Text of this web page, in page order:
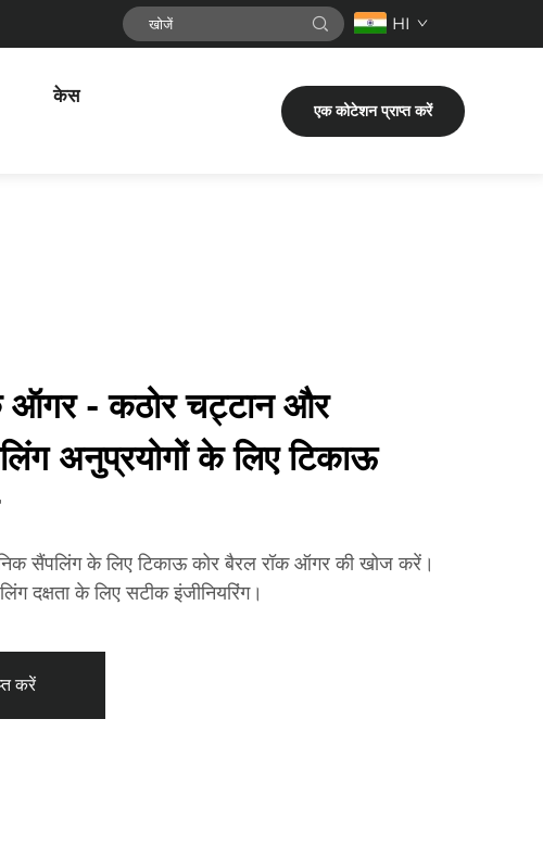
HI
केस
एक कोटेशन प्राप्त करें
ऑगर - कठोर चट्टान और
अनुप्रयोगों के लिए टिकाऊ
सैंपलिंग के लिए टिकाऊ कोर बैरल रॉक ऑगर की खोज करें।
दक्षता के लिए सटीक इंजीनियरिंग।
करें